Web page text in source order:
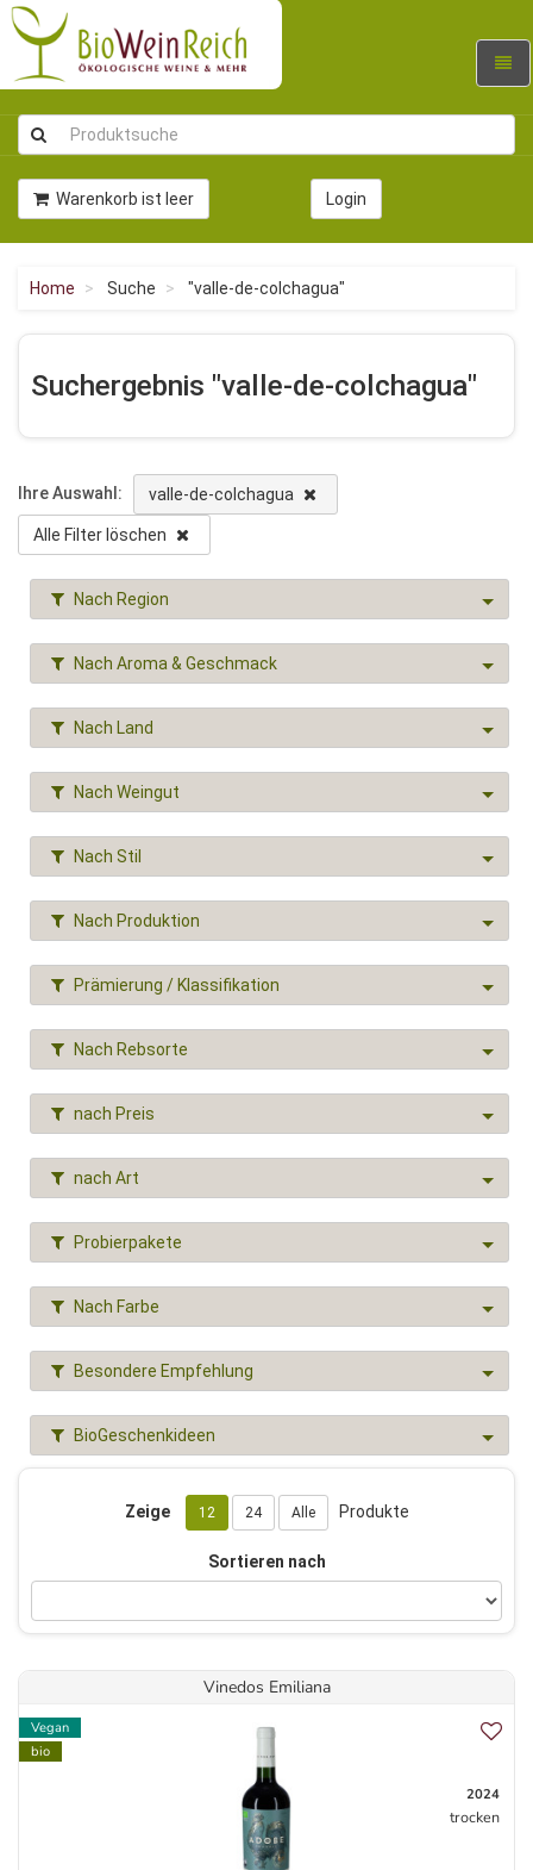
Warenkorb ist leer Login
Home Suche "valle-de-colchagua"
Suchergebnis "valle-de-colchagua"
Ihre Auswahl: valle-de-colchagua
Alle Filter löschen
Nach Region
Nach Aroma & Geschmack
Nach Land
Nach Weingut
Nach Stil
Nach Produktion
Prämierung / Klassifikation
Nach Rebsorte
nach Preis
nach Art
Probierpakete
Nach Farbe
Besondere Empfehlung
BioGeschenkideen
Zeige 12 24 Alle Produkte
Sortieren nach
Vinedos Emiliana
Vegan
bio
2024
trocken